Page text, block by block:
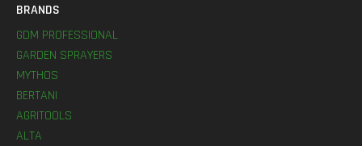
BRANDS
GDM PROFESSIONAL
GARDEN SPRAYERS
MYTHOS
BERTANI
AGRITOOLS
ALTA